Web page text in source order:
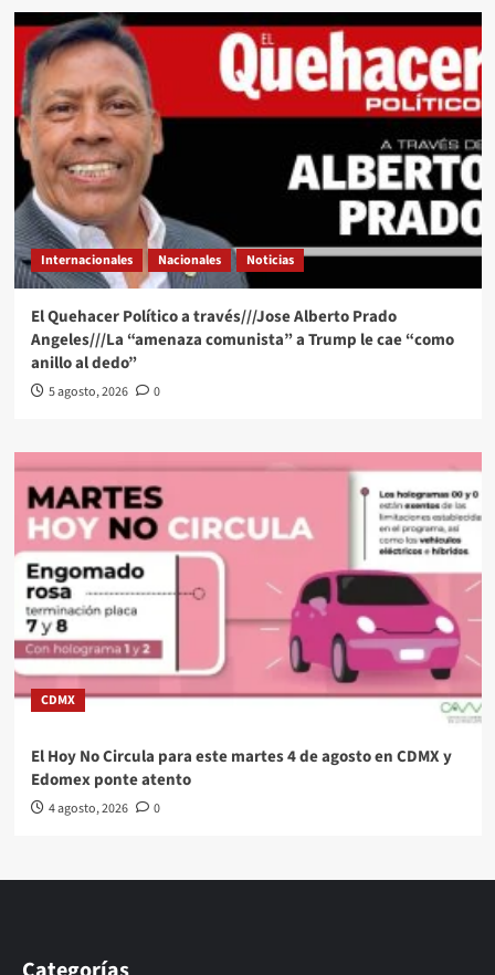
Internacionales Nacionales Noticias
El Quehacer Político a través///Jose Alberto Prado
Angeles///La “amenaza comunista” a Trump le cae “como
anillo al dedo”
5 agosto, 2026 0
CDMX
El Hoy No Circula para este martes 4 de agosto en CDMX y
Edomex ponte atento
4 agosto, 2026 0